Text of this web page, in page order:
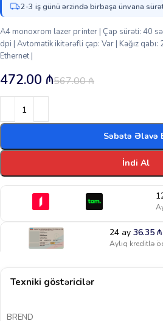
2-3 iş günü ərzində birbaşa ünvana
A4 monoxrom lazer printer | Çap sürəti: 40
dpi | Avtomatik ikitərəfli çap: Var | Kağız qabı:
Ethernet |
567.00₼
472.00 ₼
Səbətə Əlavə
İndi Al
24 ay36.35₼
Aylıq kreditlə
Texniki göstəricilər
BREND